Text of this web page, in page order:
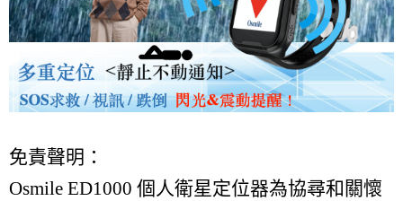
免責聲明：
Osmile ED1000 個人衛星定位器為協尋和關懷